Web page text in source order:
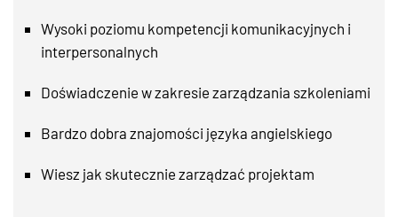
Wysoki poziomu kompetencji komunikacyjnych i
interpersonalnych
Doświadczenie w zakresie zarządzania szkoleniami
Bardzo dobra znajomości języka angielskiego
Wiesz jak skutecznie zarządzać projektam